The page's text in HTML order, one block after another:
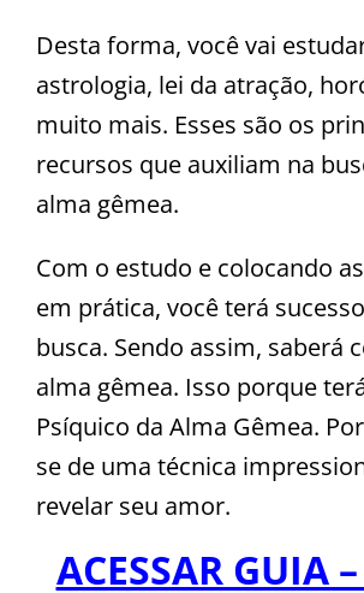
Desta forma, você vai
astrologia, lei da atração,
muito mais. Esses são os
recursos que auxiliam na
alma gêmea.
Com o estudo e colocando
em prática, você terá
busca. Sendo assim, saberá
alma gêmea. Isso porque
Psíquico da Alma Gêmea.
se de uma técnica
revelar seu amor.
ACESSAR GUIA